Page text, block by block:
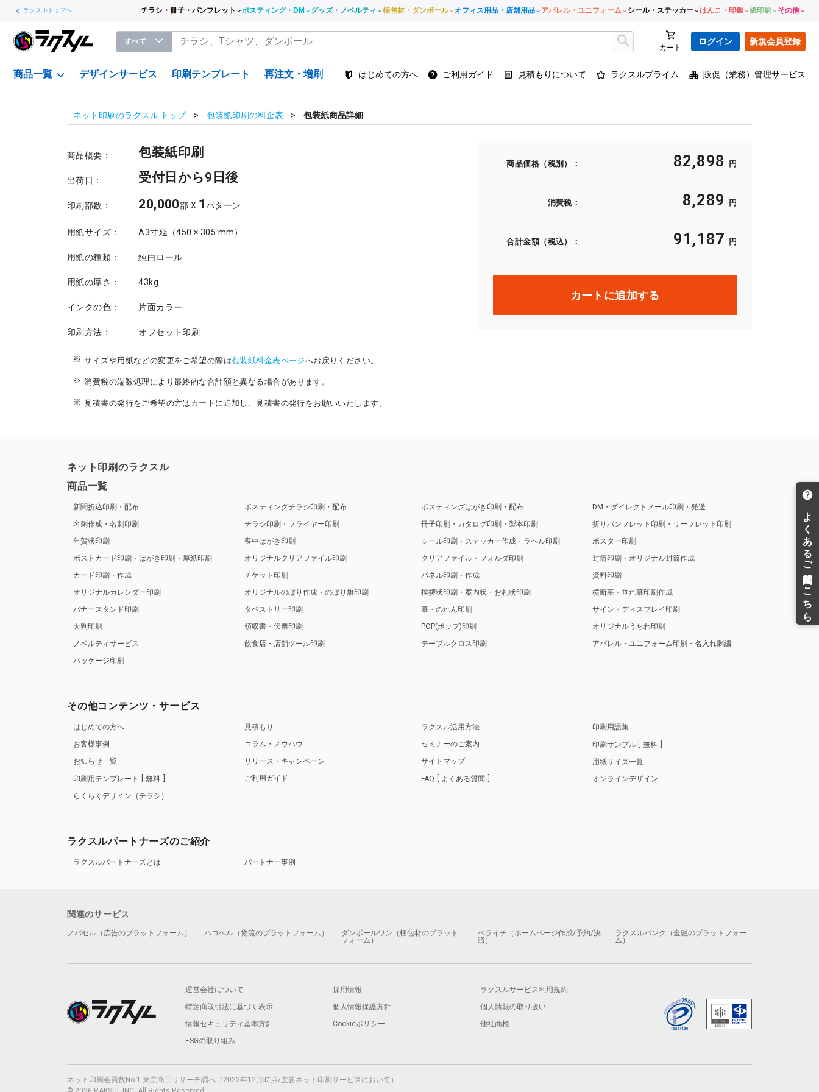
ラクスルトップへ チラシ・冊子・パンフレット ポスティング・DM グッズ・ノベルティ 梱包材・ダンボール オフィス用品・店舗用品 アパレル・ユニフォーム シール・ステッカー はんこ・印鑑 紙印刷 その他
すべて
カート
ログイン 新規会員登録
商品一覧 デザインサービス 印刷テンプレート 再注文・増刷 はじめての方へ ご利用ガイド 見積もりについて ラクスルプライム 販促（業務）管理サービス
ネット印刷のラクスル トップ 包装紙印刷の料金表 包装紙商品詳細
商品概要： 包装紙印刷
出荷日： 受付日から9日後
印刷部数： 20,000部 X 1 パターン
用紙サイズ： A3寸延（450 × 305 mm）
用紙の種類： 純白ロール
用紙の厚さ： 43kg
インクの色： 片面カラー
印刷方法： オフセット印刷
サイズや用紙などの変更をご希望の際は包装紙料金表ページへお戻りください。
消費税の端数処理により最終的な合計額と異なる場合があります。
見積書の発行をご希望の方はカートに追加し、見積書の発行をお願いいたします。
商品価格（税別）： 82,898 円
消費税： 8,289 円
合計金額（税込）： 91,187 円
カートに追加する
ネット印刷のラクスル
商品一覧
新聞折込印刷・配布
名刺作成・名刺印刷
年賀状印刷
ポストカード印刷・はがき印刷・厚紙印刷
カード印刷・作成
オリジナルカレンダー印刷
バナースタンド印刷
大判印刷
ノベルティサービス
パッケージ印刷
ポスティングチラシ印刷・配布
チラシ印刷・フライヤー印刷
喪中はがき印刷
オリジナルクリアファイル印刷
チケット印刷
オリジナルのぼり作成・のぼり旗印刷
タペストリー印刷
領収書・伝票印刷
飲食店・店舗ツール印刷
ポスティングはがき印刷・配布
冊子印刷・カタログ印刷・製本印刷
シール印刷・ステッカー作成・ラベル印刷
クリアファイル・フォルダ印刷
パネル印刷・作成
挨拶状印刷・案内状・お礼状印刷
幕・のれん印刷
POP(ポップ)印刷
テーブルクロス印刷
DM・ダイレクトメール印刷・発送
折りパンフレット印刷・リーフレット印刷
ポスター印刷
封筒印刷・オリジナル封筒作成
資料印刷
横断幕・垂れ幕印刷作成
サイン・ディスプレイ印刷
オリジナルうちわ印刷
アパレル・ユニフォーム印刷・名入れ刺繍
その他コンテンツ・サービス
はじめての方へ
お客様事例
お知らせ一覧
印刷用テンプレート
無料
らくらくデザイン（チラシ）
見積もり
コラム・ノウハウ
リリース・キャンペーン
ご利用ガイド
ラクスル活用方法
セミナーのご案内
サイトマップ
FAQ よくある質問
印刷用語集
印刷サンプル
無料
用紙サイズ一覧
オンラインデザイン
ラクスルパートナーズのご紹介
ラクスルパートナーズとは パートナー事例
関連のサービス
ノバセル（広告のプラットフォーム） ハコベル（物流のプラットフォーム）
ダンボールワン（梱包材のプラット
フォーム）
ペライチ（ホームページ作成/予約/決
済）
ラクスルバンク（金融のプラットフォー
ム）
運営会社について 採用情報
ラクスルサービス利用規約
特定商取引法に基づく表示
個人情報保護方針
個人情報の取り扱い
情報セキュリティ基本方針
Cookieポリシー
他社商標
ESGの取り組み
ネット印刷会員数No.1 東京商工リサーチ調べ（2022年12月時点/主要ネット印刷サービスにおいて）